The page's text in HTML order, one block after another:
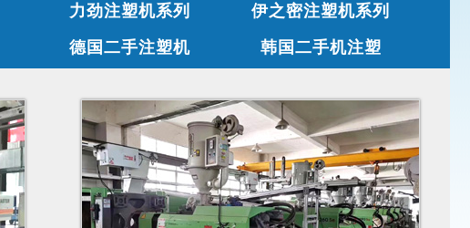
力劲注塑机系列
伊之密注塑机系列
德国二手注塑机 韩国二手机注塑